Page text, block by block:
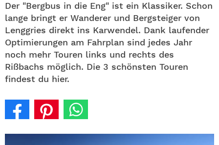
Der "Bergbus in die Eng" ist ein Klassiker. Schon
lange bringt er Wanderer und Bergsteiger von
Lenggries direkt ins Karwendel. Dank laufender
Optimierungen am Fahrplan sind jedes Jahr
noch mehr Touren links und rechts des
Rißbachs möglich. Die 3 schönsten Touren
findest du hier.
SHOP